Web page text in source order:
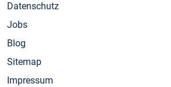
Datenschutz
Jobs
Blog
Sitemap
Impressum